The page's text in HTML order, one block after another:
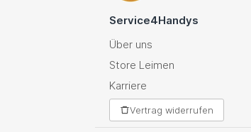
Service4Handys
Über uns
Store Leimen
Karriere
Vertrag widerrufen